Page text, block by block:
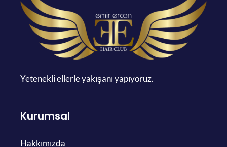
Yetenekli ellerle yakışanı yapıyoruz.
Kurumsal
Hakkımızda